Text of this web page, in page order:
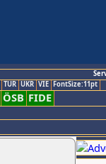
TUR UKR VIE FontSize:11pt
ÖSB FIDE